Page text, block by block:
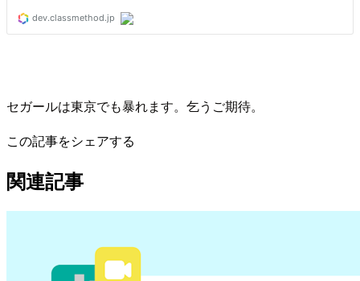
セガールは東京でも暴れます。乞うご期待。
この記事をシェアする
関連記事